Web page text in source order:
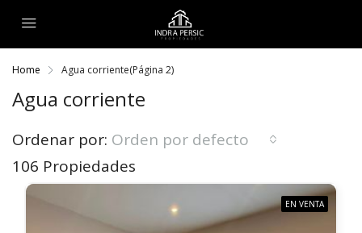
Home Agua corriente(Página 2)
Agua corriente
106 Propiedades
Ordenar por: Orden por defecto
EN VENTA